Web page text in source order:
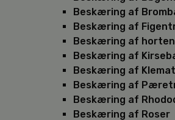
Beskæring af
Beskæring af
Beskæring af
Beskæring af
Beskæring af
Beskæring af
Beskæring af
Beskæring af Roser